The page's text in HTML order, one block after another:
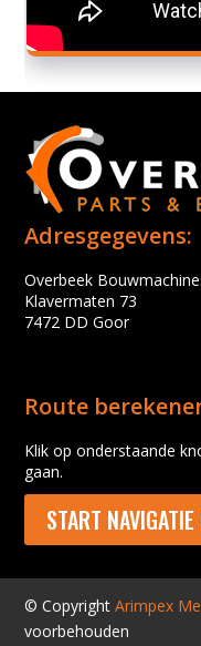
Adresgegevens:
Overbeek
Klavermaten 73
7472 DD Goor
Route
Klik op onderstaande
gaan.
START NAVIGATIE
© CopyrightArimpex
voorbehouden